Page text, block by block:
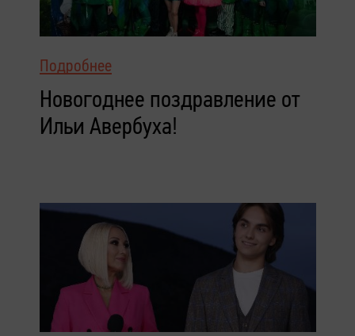
Подробнее
Новогоднее поздравление от
Ильи Авербуха!